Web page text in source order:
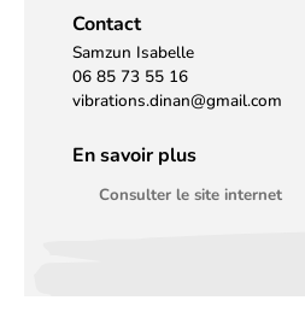
Contact
Samzun Isabelle
06 85 73 55 16
vibrations.dinan@gmail.com
En savoir plus
Consulter le site internet